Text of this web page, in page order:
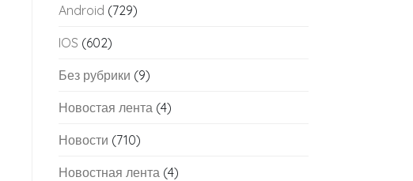
Android (729)
IOS (602)
Без рубрики (9)
Новостая лента (4)
Новости (710)
Новостная лента (4)